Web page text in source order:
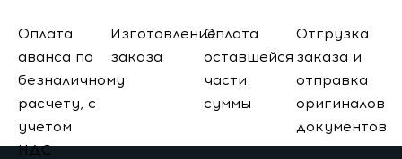
Оплата
аванса по
безналичному
расчету, с
учетом
НДС
Изготовление
заказа
Оплата
оставшейся
части
суммы
Отгрузка
заказа и
отправка
оригиналов
документов